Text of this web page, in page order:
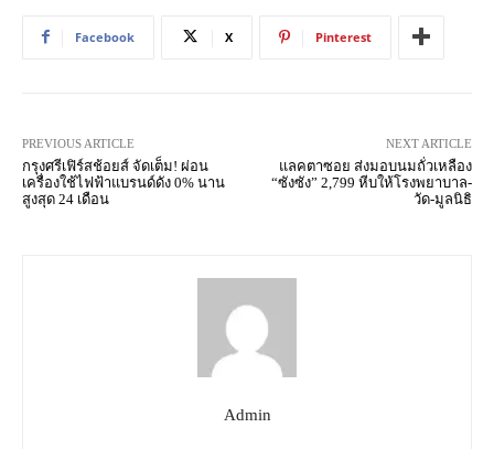
Facebook X Pinterest
PREVIOUS ARTICLE
กรุงศรีเฟิร์สช้อยส์ จัดเต็ม! ผ่อน
เครื่องใช้ไฟฟ้าแบรนด์ดัง 0% นาน
สูงสุด 24 เดือน
NEXT ARTICLE
แลคตาซอย ส่งมอบนมถั่วเหลือง
“ซังซัง” 2,799 หีบให้โรงพยาบาล-
วัด-มูลนิธิ
Admin